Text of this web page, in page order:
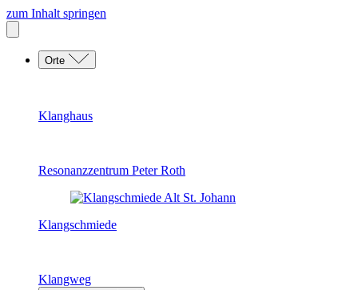
zum Inhalt springen
Orte
Klanghaus
Resonanzzentrum Peter Roth
Klangschmiede
Klangweg